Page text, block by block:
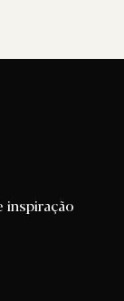
inspiração